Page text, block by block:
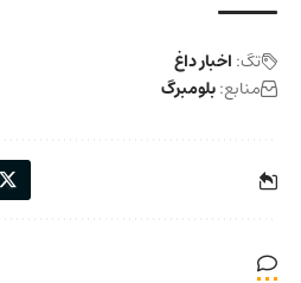
تگ: اخبار داغ
منابع:بلومبرگ